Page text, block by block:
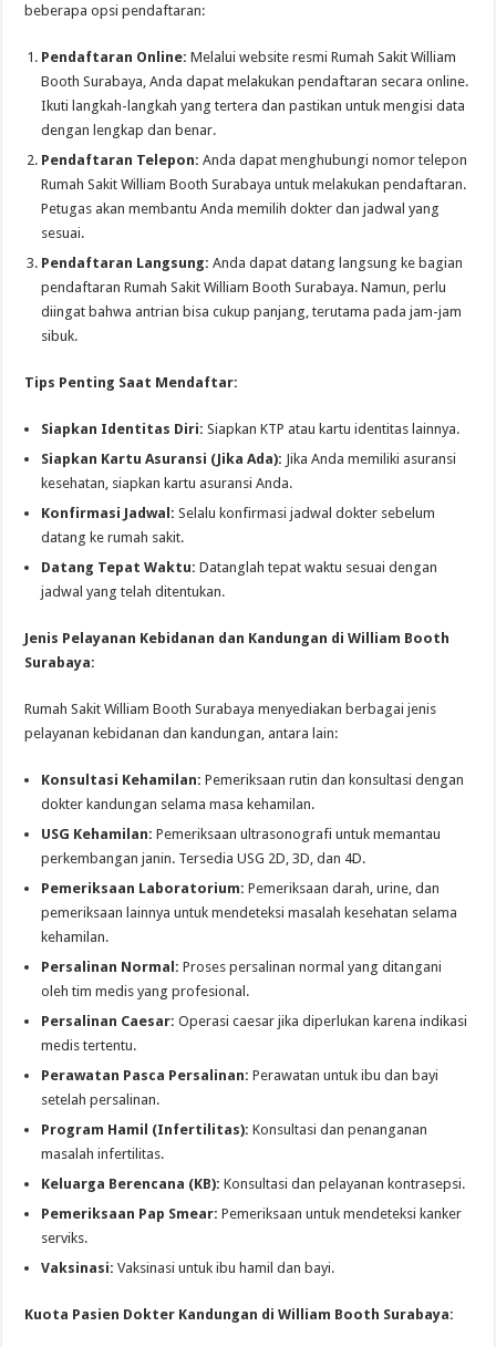
beberapa opsi pendaftaran:
Pendaftaran Online: Melalui website resmi Rumah Sakit William
Booth Surabaya, Anda dapat melakukan pendaftaran secara online.
Ikuti langkah-langkah yang tertera dan pastikan untuk mengisi data
dengan lengkap dan benar.
Pendaftaran Telepon: Anda dapat menghubungi nomor telepon
Rumah Sakit William Booth Surabaya untuk melakukan pendaftaran.
Petugas akan membantu Anda memilih dokter dan jadwal yang
sesuai.
Pendaftaran Langsung: Anda dapat datang langsung ke bagian
pendaftaran Rumah Sakit William Booth Surabaya. Namun, perlu
diingat bahwa antrian bisa cukup panjang, terutama pada jam-jam
sibuk.
Tips Penting Saat Mendaftar:
Siapkan Identitas Diri: Siapkan KTP atau kartu identitas lainnya.
Siapkan Kartu Asuransi (Jika Ada): Jika Anda memiliki asuransi
kesehatan, siapkan kartu asuransi Anda.
Konfirmasi Jadwal: Selalu konfirmasi jadwal dokter sebelum
datang ke rumah sakit.
Datang Tepat Waktu: Datanglah tepat waktu sesuai dengan
jadwal yang telah ditentukan.
Jenis Pelayanan Kebidanan dan Kandungan di William Booth
Surabaya:
Rumah Sakit William Booth Surabaya menyediakan berbagai jenis
pelayanan kebidanan dan kandungan, antara lain:
Konsultasi Kehamilan: Pemeriksaan rutin dan konsultasi dengan
dokter kandungan selama masa kehamilan.
USG Kehamilan: Pemeriksaan ultrasonografi untuk memantau
perkembangan janin. Tersedia USG 2D, 3D, dan 4D.
Pemeriksaan Laboratorium: Pemeriksaan darah, urine, dan
pemeriksaan lainnya untuk mendeteksi masalah kesehatan selama
kehamilan.
Persalinan Normal: Proses persalinan normal yang ditangani
oleh tim medis yang profesional.
Persalinan Caesar: Operasi caesar jika diperlukan karena indikasi
medis tertentu.
Perawatan Pasca Persalinan: Perawatan untuk ibu dan bayi
setelah persalinan.
Program Hamil (Infertilitas): Konsultasi dan penanganan
masalah infertilitas.
Keluarga Berencana (KB): Konsultasi dan pelayanan kontrasepsi.
Pemeriksaan Pap Smear: Pemeriksaan untuk mendeteksi kanker
serviks.
Vaksinasi: Vaksinasi untuk ibu hamil dan bayi.
Kuota Pasien Dokter Kandungan di William Booth Surabaya: